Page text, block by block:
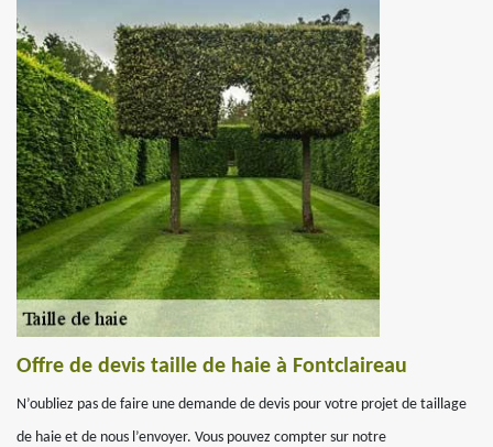
Offre de devis taille de haie à Fontclaireau
N’oubliez pas de faire une demande de devis pour votre projet de taillage
de haie et de nous l’envoyer. Vous pouvez compter sur notre